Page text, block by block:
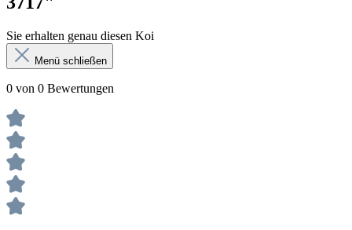
Sie erhalten genau diesen Koi
Menü schließen
0 von 0 Bewertungen